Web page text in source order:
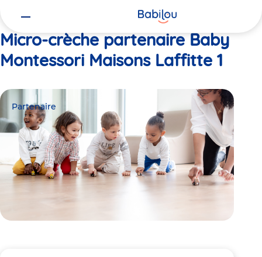
Micro-crèche partenaire Baby
Montessori Maisons Laffitte 1
Partenaire